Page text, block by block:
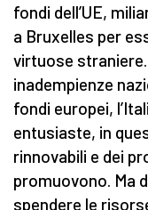
fondi dell’UE,
a Bruxelles per
virtuose
inadempienze
fondi europei,
entusiaste, in
rinnovabili e dei
promuovono. Ma
spendere le